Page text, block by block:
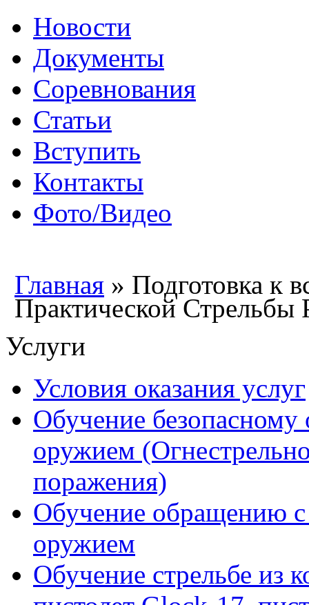
Новости
Документы
Соревнования
Статьи
Вступить
Контакты
Фото/Видео
Главная » Подготовка к
Практической Стрельбы
Услуги
Условия оказания услуг
Обучение
оружием
поражения)
Обучение обращению
оружием
Обучение стрельбе из